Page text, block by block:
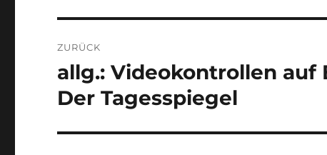
ZURÜCK
Vorheriger
Beitrag:
allg.: Videokontrollen auf
Der Tagesspiegel